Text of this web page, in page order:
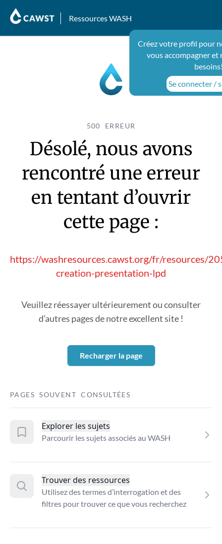
Ressources WASH
Créez votre profil pour
vous accompagner et
Se connecter /
500 ERREUR
Désolé, nous avons
rencontré une erreur
en tentant d’ouvrir
cette page :
https://washresources.cawst.org/fr/resources/
creation-presentation-lpd
Veuillez réessayer ultérieurement ou consulter
d’autres pages de notre excellent site !
Recharger la page
PAGES SOUVENT CONSULTÉES
Explorer les sujets
Parcourir les sujets associés au WASH
Trouver des ressources
Utilisez des termes d’interrogation et des
filtres pour trouver ce que vous recherchez